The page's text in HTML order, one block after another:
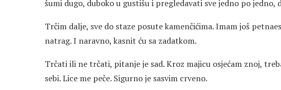
šumi dugo, duboko u gustišu i pregledavati sve jedno po jedno,
Trčim dalje, sve do staze posute kamenčićima. Imam još
natrag. I naravno, kasnit ću sa zadatkom.
Trčati ili ne trčati, pitanje je sad. Kroz majicu osjećam znoj,
sebi. Lice me peče. Sigurno je sasvim crveno.